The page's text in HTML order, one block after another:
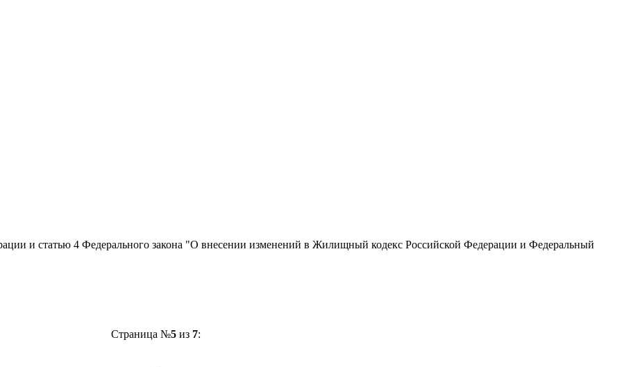
и статью 4 Федерального закона "О внесении изменений в Жилищный кодекс Российской Федерации и Федеральный
Страница №5из 7: